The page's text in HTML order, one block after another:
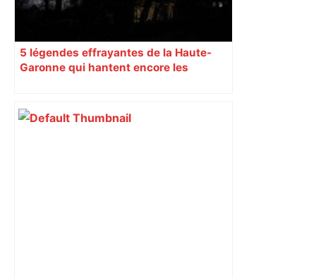
5 légendes effrayantes de la Haute-
Garonne qui hantent encore les